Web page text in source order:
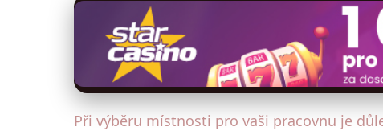
Při výběru místnosti pro vaši pracovnu je